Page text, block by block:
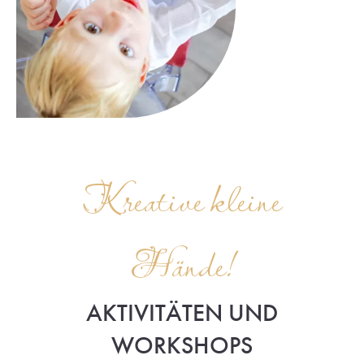
Kreative kleine
Hände!
AKTIVITÄTEN UND
WORKSHOPS